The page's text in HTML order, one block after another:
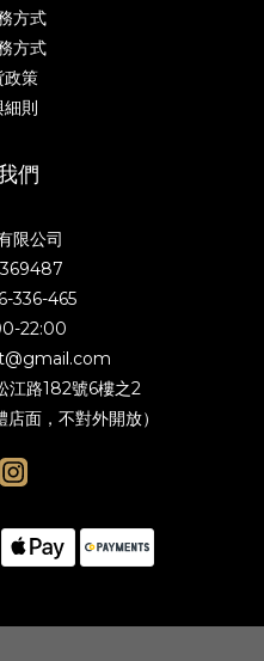
方式
方式
政策
細則
們
限公司
336-465
22:00
江路182號6樓之2
面，不對外開放）